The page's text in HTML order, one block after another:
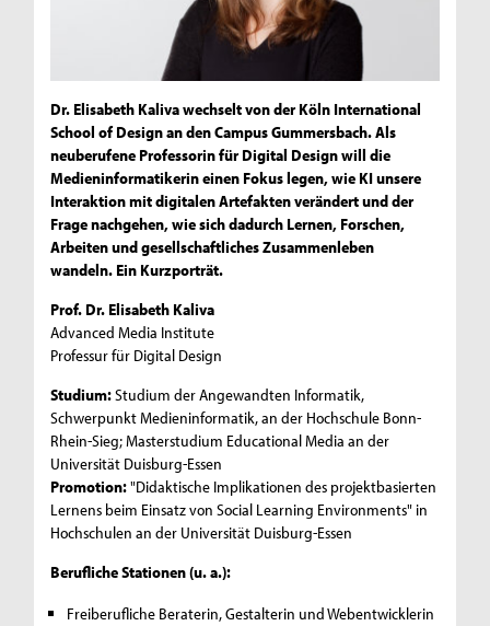
Dr. Elisabeth Kaliva wechselt von der Köln International
School of Design an den Campus Gummersbach. Als
neuberufene Professorin für Digital Design will die
Medieninformatikerin einen Fokus legen, wie KI unsere
Interaktion mit digitalen Artefakten verändert und der
Frage nachgehen, wie sich dadurch Lernen, Forschen,
Arbeiten und gesellschaftliches Zusammenleben
wandeln. Ein Kurzporträt.
Prof. Dr. Elisabeth Kaliva
Advanced Media Institute
Professur für Digital Design
Studium:Studium der Angewandten Informatik,
Schwerpunkt Medieninformatik, an der Hochschule Bonn-
Rhein-Sieg; Masterstudium Educational Media an der
Universität Duisburg-Essen
Promotion:"Didaktische Implikationen des projektbasierten
Lernens beim Einsatz von Social Learning Environments" in
Hochschulen an der Universität Duisburg-Essen
Berufliche Stationen (u. a.):
Freiberufliche Beraterin, Gestalterin und Webentwicklerin